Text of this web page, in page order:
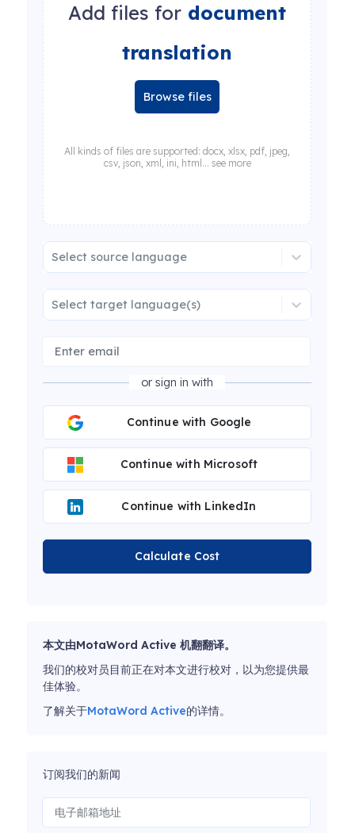
Add files for document
translation
Browse files
All kinds of files are supported: docx, xlsx, pdf, jpeg,
csv, json, xml, ini, html... see more
Select source language
Select target language(s)
or sign in with
Continue with Google
Continue with Microsoft
Continue with LinkedIn
Calculate Cost
本文由MotaWord Active 机翻翻译。
我们的校对员目前正在对本文进行校对，以为您提供最
佳体验。
了解关于MotaWord Active的详情。
订阅我们的新闻